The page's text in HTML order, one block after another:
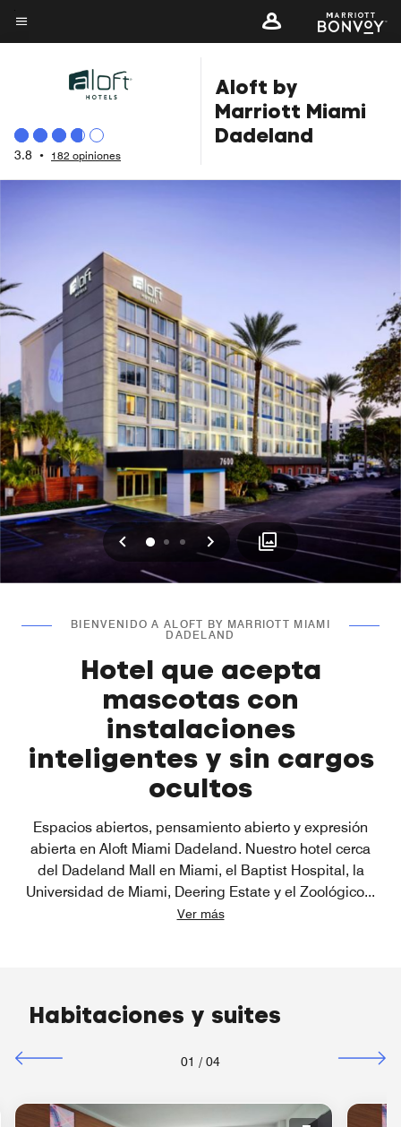
Skip
toTexto del menú
3.8 • 182 opiniones
Aloft by
Marriott Miami
Dadeland
Anterior
0 1 2 Siguiente
BIENVENIDO A ALOFT BY MARRIOTT MIAMI
DADELAND
Hotel que acepta
mascotas con
instalaciones
inteligentes y sin cargos
ocultos
Espacios abiertos, pensamiento abierto y expresión
abierta en Aloft Miami Dadeland. Nuestro hotel cerca
del Dadeland Mall en Miami, el Baptist Hospital, la
Universidad de Miami, Deering Estate y el Zoológico...
Ver más
Habitaciones y suites
01 / 04